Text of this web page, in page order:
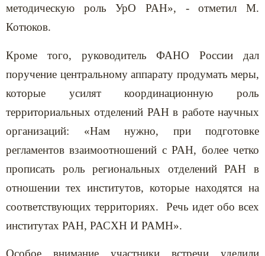
методическую роль УрО РАН», - отметил М.
Котюков.
Кроме того, руководитель ФАНО России дал
поручение центральному аппарату продумать меры,
которые усилят координационную роль
территориальных отделений РАН в работе научных
организаций: «Нам нужно, при подготовке
регламентов взаимоотношений с РАН, более четко
прописать роль региональных отделений РАН в
отношении тех институтов, которые находятся на
соответствующих территориях. Речь идет обо всех
институтах РАН, РАСХН И РАМН».
Особое внимание участники встречи уделили